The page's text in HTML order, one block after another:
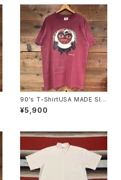
90's T-ShirtUSA MADE SIZ
E:L
¥5,900